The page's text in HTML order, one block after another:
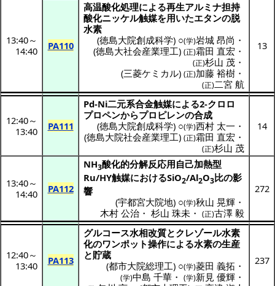
13:40～
14:40
PA110
高温酸化処理による再生アルミナ担持
酸化ニッケル触媒を用いたエタンの脱
水素
(徳島大院創成科学) ○(学)岩城 昂尚 ・
(徳島大社会産業理工) (正)霜田 直宏 ・
(正)杉山 茂・
(三菱ケミカル) (正)加藤 裕樹・
(正)二宮 航
13
12:40～
13:40
PA111
Pd-Ni二元系合金触媒による2-クロロ
プロペンからプロピレンの合成
(徳島大院創成科学) ○(学)西村 太一 ・
(徳島大院社会産業理工) (正)霜田 直宏 ・
(正)杉山 茂
14
13:40～
14:40
PA112
NH3酸化的分解反応用自己加熱型
Ru/HY触媒におけるSiO2/Al2O3比の影
響
(宇都宮大院地) ○(学)秋山 晃輝・
木村 公治・ 杉山 珠未・ (正)古澤 毅
272
12:40～
13:40
PA113
グルコース水相改質とクレゾール水素
化のワンポット操作による水素の生産
と貯蔵
(都市大院総理工) ○(学)菱田 義拓 ・
(学)中島 千華・ (学)新見 優輝・
237